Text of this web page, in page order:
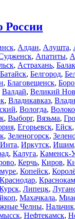
России
, Алдан, Алушта,
, Апатиты,
, Астрахань,
Батайск, Белгород,
, Благовещенск,
Валдай, Великий
, Владикавказ,
, Вологда,
, Выборг, Вязьма,
, Егорьевск, Ейск,
, Зеленогорск,
Инта, Иркутск, Ишим,
, Калуга, Каменск-
, Керчь, Киров,
, Копейск,
Краснодар,
, Липецк,
, Махачкала,
Челны, Нальчик,
, Нефтекамск,